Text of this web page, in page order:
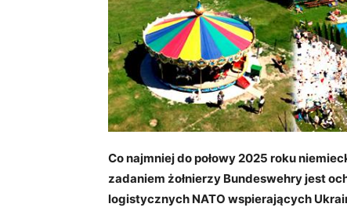
Co najmniej do połowy 2025 roku
zadaniem żołnierzy Bundeswehry jest
logistycznych NATO wspierających